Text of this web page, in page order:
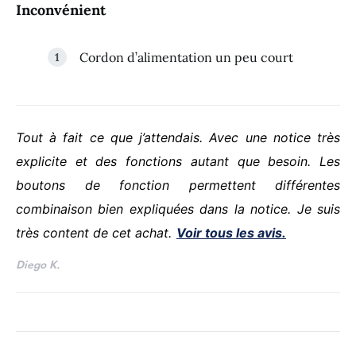
Inconvénient
Cordon d’alimentation un peu court
Tout à fait ce que j’attendais. Avec une notice très
explicite et des fonctions autant que besoin. Les
boutons de fonction permettent différentes
combinaison bien expliquées dans la notice. Je suis
très content de cet achat. Voir tous les avis.
Diego K.